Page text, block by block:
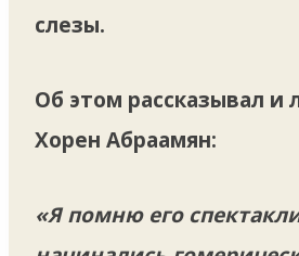
слезы.
Об этом рассказывал и
Хорен Абраамян:
«Я помню его